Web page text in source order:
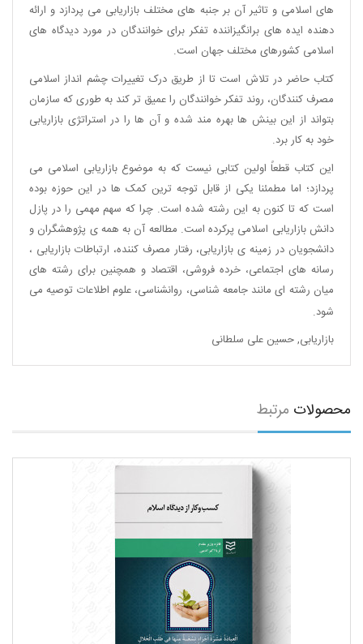
های اسلامی و تاثیر آن بر جنبه های مختلف بازاریابی می پردازد و ارائه
دهنده ایده های برانگیزاننده تفکر برای خوانندگان در مورد دیدگاه های
اسلامی کشورهای مختلف جهان است.
کتاب حاضر در تلاش است تا از طریق درک تغییرات چشم انداز اسلامی
مصرف کنندگان، روند تفکر خوانندگان را عمیق تر کند به طوری که سازمان
بتواند از این بینش ها بهره مند شده و آن ها را در استراتژی بازاریابی
خود به کار برد.
این کتاب قطعاً اولین کتابی نیست که به موضوع بازاریابی اسلامی می
پردازد؛ اما مطمئنا یکی از قابل توجه ترین کمک ها در این حوزه بوده
است که تا کنون به این رشته شده است. چرا که سهم مهمی را در پازل
دانش بازاریابی اسلامی پرکرده است. مطالعه آن به همه ی پژوهشگران و
دانشجویان در زمینه ی بازاریابی، رفتار مصرف کننده، ارتباطات بازاریابی ،
رسانه های اجتماعی، خرده فروشی، اقتصاد و همچنین برای رشته های
میان رشته ای مانند جامعه شناسی، روانشناسی، علوم اطلاعات توصیه می
شود.
بازاریابی,حسین علی سلطانی
محصولات مرتبط